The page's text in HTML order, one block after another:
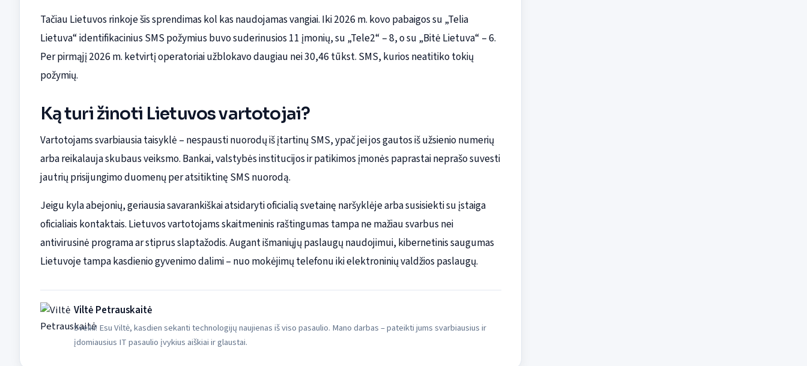
Tačiau Lietuvos rinkoje šis sprendimas kol kas naudojamas vangiai. Iki 2026 m. kovo pabaigos su „Telia
Lietuva“ identifikacinius SMS požymius buvo suderinusios 11 įmonių, su „Tele2“ – 8, o su „Bitė Lietuva“ – 6.
Per pirmąjį 2026 m. ketvirtį operatoriai užblokavo daugiau nei 30,46 tūkst. SMS, kurios neatitiko tokių
požymių.
Ką turi žinoti Lietuvos vartotojai?
Vartotojams svarbiausia taisyklė – nespausti nuorodų iš įtartinų SMS, ypač jei jos gautos iš užsienio numerių
arba reikalauja skubaus veiksmo. Bankai, valstybės institucijos ir patikimos įmonės paprastai neprašo suvesti
jautrių prisijungimo duomenų per atsitiktinę SMS nuorodą.
Jeigu kyla abejonių, geriausia savarankiškai atsidaryti oficialią svetainę naršyklėje arba susisiekti su įstaiga
oficialiais kontaktais. Lietuvos vartotojams skaitmeninis raštingumas tampa ne mažiau svarbus nei
antivirusinė programa ar stiprus slaptažodis. Augant išmaniųjų paslaugų naudojimui, kibernetinis saugumas
Lietuvoje tampa kasdienio gyvenimo dalimi – nuo mokėjimų telefonu iki elektroninių valdžios paslaugų.
Viltė Petrauskaitė
Sveiki! Esu Viltė, kasdien sekanti technologijų naujienas iš viso pasaulio. Mano darbas – pateikti jums svarbiausius ir
įdomiausius IT pasaulio įvykius aiškiai ir glaustai.